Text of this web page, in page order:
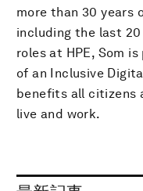
more than 30 years
including the last
roles at HPE, Som
of an Inclusive
benefits all citizens
live and work.